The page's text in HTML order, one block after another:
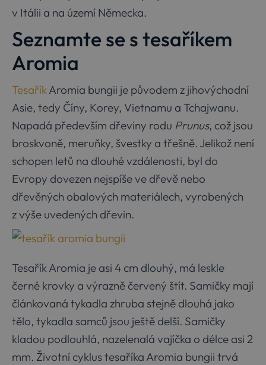
v Itálii a na území Německa.
Seznamte se s tesaříkem
Aromia
TesaříkAromia bungii je původem z jihovýchodní
Asie, tedy Číny, Korey, Vietnamu a Tchajwanu.
Napadá především dřeviny rodu Prunus, což jsou
broskvoně, meruňky, švestky a třešně. Jelikož není
schopen letů na dlouhé vzdálenosti, byl do
Evropy dovezen nejspíše ve dřevě nebo
dřevěných obalových materiálech, vyrobených
z výše uvedených dřevin.
Tesařík Aromia je asi 4 cm dlouhý, má leskle
černé krovky a výrazně červený štít. Samičky mají
článkovaná tykadla zhruba stejně dlouhá jako
tělo, tykadla samců jsou ještě delší. Samičky
kladou podlouhlá, nazelenalá vajíčka o délce asi 2
mm. Životní cyklus tesaříka Aromia bungii trvá